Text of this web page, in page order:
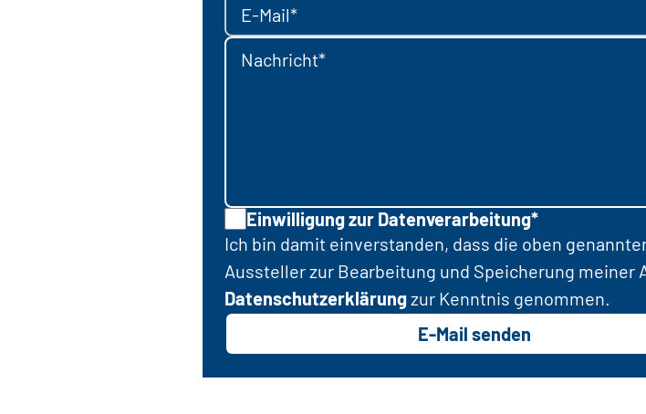
E-Mail*
Nachricht*
Einwilligung zur Datenverarbeitung*
Ich bin damit einverstanden, dass die oben
Aussteller zur Bearbeitung und Speicherung
Datenschutzerklärungzur Kenntnis genommen.
E-Mail senden